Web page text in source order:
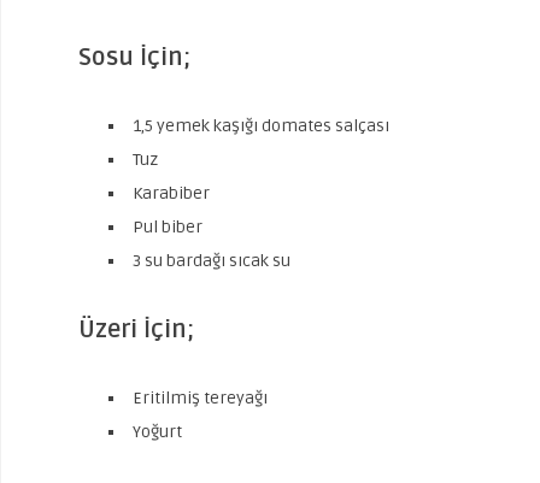
Sosu İçin;
1,5 yemek kaşığı domates salçası
Tuz
Karabiber
Pul biber
3 su bardağı sıcak su
Üzeri İçin;
Eritilmiş tereyağı
Yoğurt